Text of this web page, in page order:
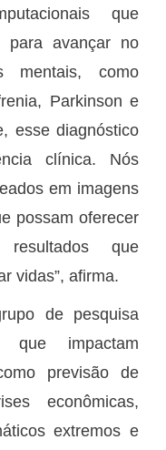
que
para avançar no
mentais, como
Parkinson e
esse diagnóstico
clínica. Nós
em imagens
possam oferecer
que
vidas”, afirma.
de pesquisa
que impactam
previsão de
econômicas,
extremos e